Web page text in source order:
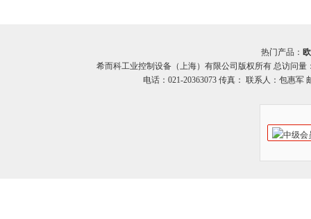
热门产品：
希而科工业控制设备（上海）有限公司版权所有 总访问量
电话：021-20363073 传真： 联系人：包惠军